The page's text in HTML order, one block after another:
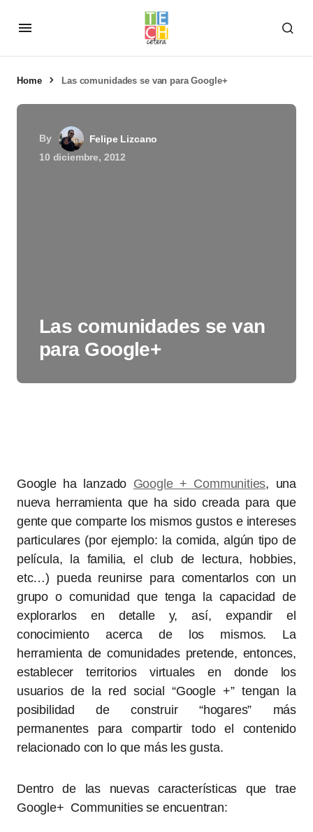
Home Las comunidades se van para Google+
By
Felipe Lizcano
10 diciembre, 2012
Las comunidades se van
para Google+
Google ha lanzado Google + Communities, una
nueva herramienta que ha sido creada para que
gente que comparte los mismos gustos e intereses
particulares (por ejemplo: la comida, algún tipo de
película, la familia, el club de lectura, hobbies,
etc…) pueda reunirse para comentarlos con un
grupo o comunidad que tenga la capacidad de
explorarlos en detalle y, así, expandir el
conocimiento acerca de los mismos. La
herramienta de comunidades pretende, entonces,
establecer territorios virtuales en donde los
usuarios de la red social “Google +” tengan la
posibilidad de construir “hogares” más
permanentes para compartir todo el contenido
relacionado con lo que más les gusta.
Dentro de las nuevas características que trae
Google+ Communities se encuentran: